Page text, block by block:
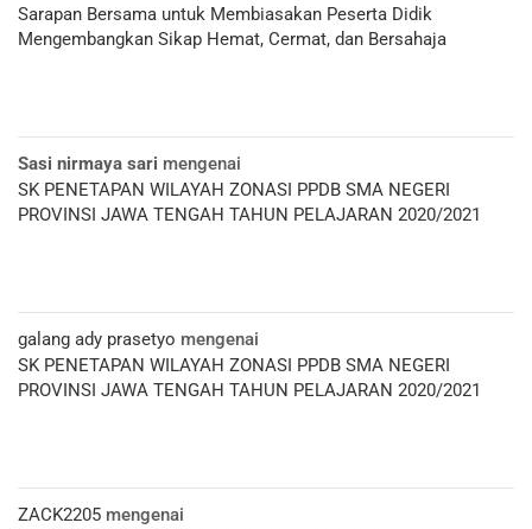
Sarapan Bersama untuk Membiasakan Peserta Didik
Mengembangkan Sikap Hemat, Cermat, dan Bersahaja
Sasi nirmaya sari mengenai
SK PENETAPAN WILAYAH ZONASI PPDB SMA NEGERI
PROVINSI JAWA TENGAH TAHUN PELAJARAN 2020/2021
galang ady prasetyo mengenai
SK PENETAPAN WILAYAH ZONASI PPDB SMA NEGERI
PROVINSI JAWA TENGAH TAHUN PELAJARAN 2020/2021
ZACK2205 mengenai